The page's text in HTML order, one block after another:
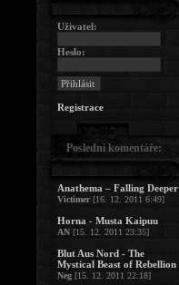
Uživatel:
Heslo:
Registrace
Poslední komentáře:
Anathema – Falling Deeper
Victimer[16. 12. 2011 6:49]
Horna - Musta Kaipuu
AN [15. 12. 2011 23:35]
Blut Aus Nord - The
Mystical Beast of Rebellion
Neg [15. 12. 2011 22:18]